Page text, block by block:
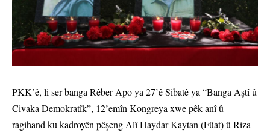
PKK’ê, li ser banga Rêber Apo ya 27’ê Sibatê ya “Banga Aştî û
Civaka Demokratîk”, 12’emîn Kongreya xwe pêk anî û
ragihand ku kadroyên pêşeng Alî Haydar Kaytan (Fûat) û Riza